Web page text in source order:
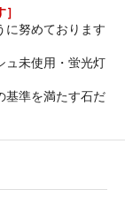
に努めております
ュ未使用・蛍光灯
基準を満たす石だ